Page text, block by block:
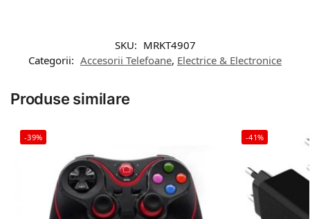
SKU: MRKT4907
Categorii: Accesorii Telefoane, Electrice & Electronice
Produse similare
-39% -41%